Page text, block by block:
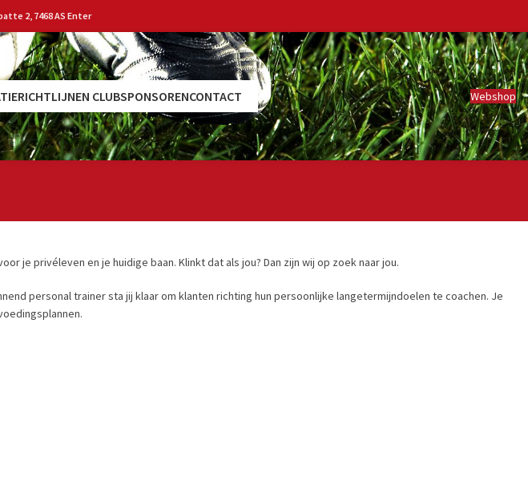
2, 7468 AS Enter
RICHTLIJNEN CLUBSPONSORENCONTACT Webshop
je privéleven en je huidige baan. Klinkt dat als jou? Dan zijn wij op zoek naar jou.
personal trainer sta jij klaar om klanten richting hun persoonlijke langetermijndoelen te coachen. Je